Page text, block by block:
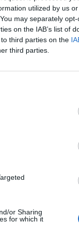
utilized by us
may separately
on the IAB’s list of
third parties on the
third parties.
or Sharing
for which it
tzv. labutí
při již docházejících
50 procent zdrojů
až sto státečků,
americké unie
ten svůj